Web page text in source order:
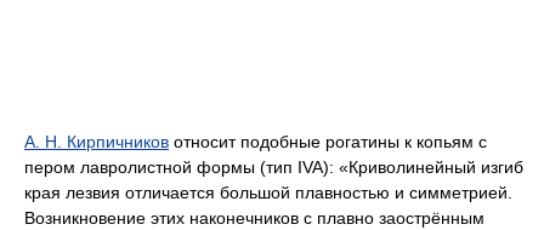
А. Н. Кирпичников относит подобные рогатины к копьям с
пером лавролистной формы (тип IVA): «Криволинейный изгиб
края лезвия отличается большой плавностью и симметрией.
Возникновение этих наконечников с плавно заострённым